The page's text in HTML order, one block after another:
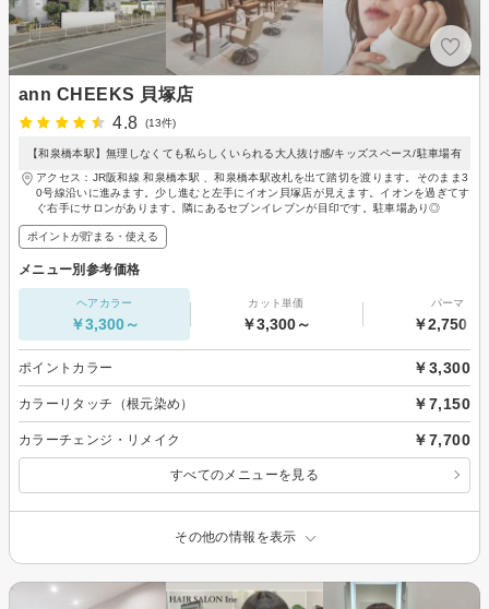
ann CHEEKS 貝塚店
4.8
(13件)
【和泉橋本駅】無理しなくても私らしくいられる大人抜け感/キッズスペース/駐車場有
アクセス：JR阪和線 和泉橋本駅 、和泉橋本駅改札を出て踏切を渡ります。そのまま3
0号線沿いに進みます。少し進むと左手にイオン貝塚店が見えます。イオンを過ぎてす
ぐ右手にサロンがあります。隣にあるセブンイレブンが目印です。駐車場あり◎
ポイントが貯まる・使える
メニュー別参考価格
ヘアカラー
￥3,300～
カット単価
￥3,300～
パーマ
￥2,750～
ポイントカラー ￥3,300
カラーリタッチ（根元染め） ￥7,150
カラーチェンジ・リメイク ￥7,700
すべてのメニューを見る
その他の情報を表示